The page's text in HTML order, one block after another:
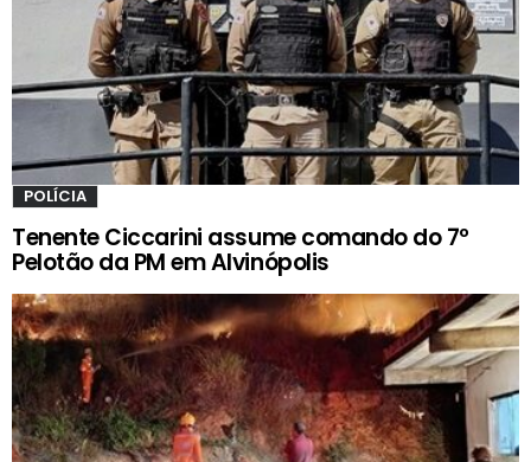
POLÍCIA
Tenente Ciccarini assume comando do 7º
Pelotão da PM em Alvinópolis